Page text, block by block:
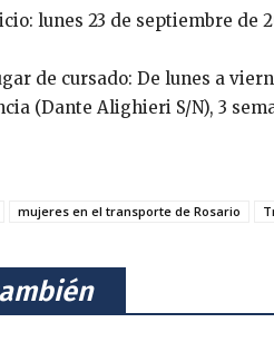
lunes 23 de septiembre de
de cursado: De lunes a
(Dante Alighieri S/N), 3
mujeres en el transporte de Rosario